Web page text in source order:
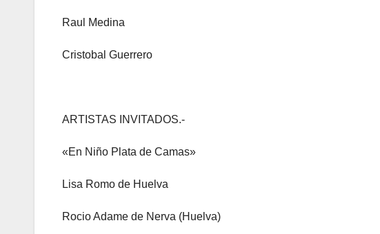
Raul Medina
Cristobal Guerrero
ARTISTAS INVITADOS.-
«En Niño Plata de Camas»
Lisa Romo de Huelva
Rocio Adame de Nerva (Huelva)